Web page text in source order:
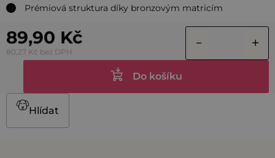
Prémiová struktura díky bronzovým matricím
89,90 Kč
80,27 Kč bez DPH
Do košíku
Hlídat